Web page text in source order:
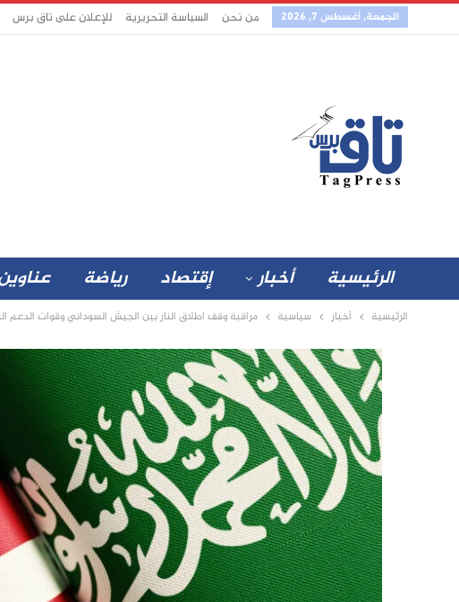
الجمعة, أغسطس 7, 2026 من نحن السياسة التحريرية للإعلان على تاق برس
الرئيسية أخبار إقتصاد رياضة
الرئيسية أخبار سياسية مراقبة وقف اطلاق النار بين الجيش السوداني وقوات الدعم